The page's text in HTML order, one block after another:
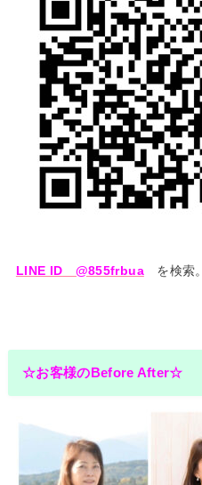
LINE ID @855frbuaを検索。
☆お客様のBefore After☆